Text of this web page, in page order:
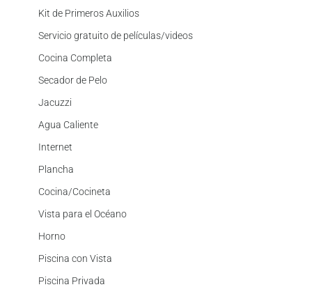
Kit de Primeros Auxilios
Servicio gratuito de películas/videos
Cocina Completa
Secador de Pelo
Jacuzzi
Agua Caliente
Internet
Plancha
Cocina/Cocineta
Vista para el Océano
Horno
Piscina con Vista
Piscina Privada